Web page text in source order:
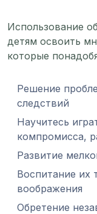
Использование
детям освоить
которые
Решение
следствий
Научитесь
компромисса,
Развитие
Воспитание их
воображения
Обретение